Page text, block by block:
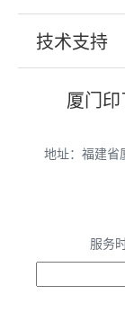
技术支持
厦门印
地址：福建省
服务